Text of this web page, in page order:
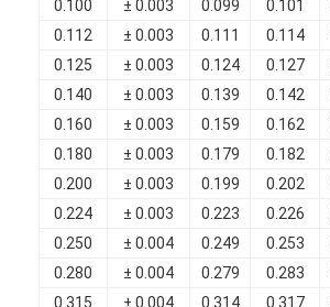
0.100
± 0.003 0.099 0.101
0.112
± 0.003 0.111 0.114
0.125
± 0.003 0.124 0.127
0.140
± 0.003 0.139 0.142
0.160
± 0.003 0.159 0.162
0.180
± 0.003 0.179 0.182
0.200
± 0.003 0.199 0.202
0.224
± 0.003 0.223 0.226
0.250
± 0.004 0.249 0.253
0.280
± 0.004 0.279 0.283
0.315
± 0.004 0.314 0.317